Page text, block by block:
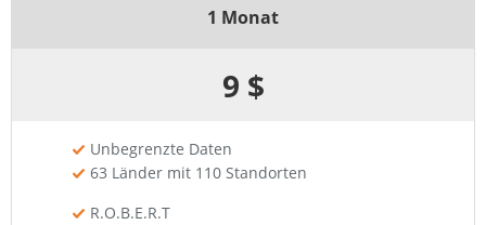
1 Monat
9 $
Unbegrenzte Daten
63 Länder mit 110 Standorten
R.O.B.E.R.T